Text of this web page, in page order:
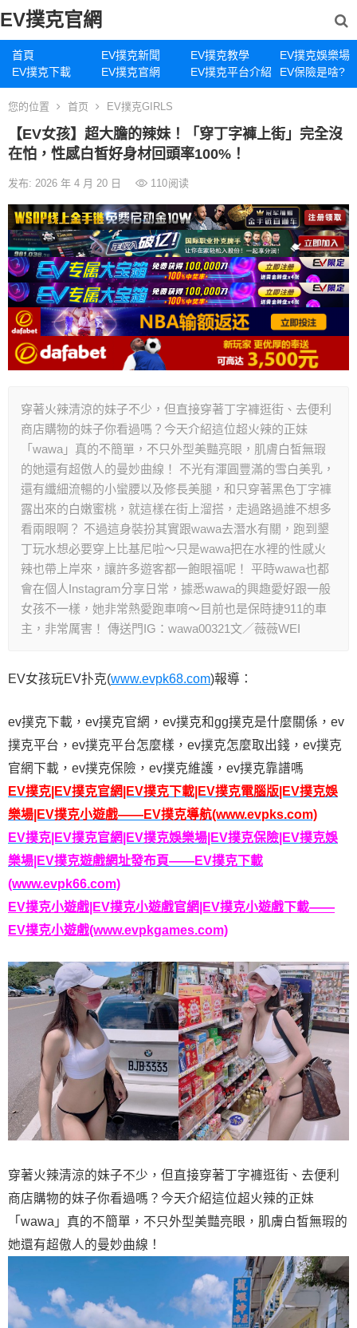
EV撲克官網
首頁 EV撲克新聞 EV撲克教學
EV撲克娛樂場
EV撲克下載
EV撲克官網 EV撲克平台介紹 EV保險是啥?
您的位置 首页 EV撲克GIRLS
【EV女孩】超大膽的辣妹！「穿丁字褲上街」完全沒
在怕，性感白皙好身材回頭率100%！
发布: 2026 年 4 月 20 日 110阅读
穿著火辣清涼的妹子不少，但直接穿著丁字褲逛街、去便利
商店購物的妹子你看過嗎？今天介紹這位超火辣的正妹
「wawa」真的不簡單，不只外型美豔亮眼，肌膚白皙無瑕
的她還有超傲人的曼妙曲線！ 不光有渾圓豐滿的雪白美乳，
還有纖細流暢的小蠻腰以及修長美腿，和只穿著黑色丁字褲
露出來的白嫩蜜桃，就這樣在街上溜搭，走過路過誰不想多
看兩眼啊？ 不過這身裝扮其實跟wawa去潛水有關，跑到墾
丁玩水想必要穿上比基尼啦～只是wawa把在水裡的性感火
辣也帶上岸來，讓許多遊客都一飽眼福呢！ 平時wawa也都
會在個人Instagram分享日常，據悉wawa的興趣愛好跟一般
女孩不一樣，她非常熱愛跑車唷～目前也是保時捷911的車
主，非常厲害！ 傳送門IG：wawa00321文／薇薇WEI
EV女孩玩EV扑克(www.evpk68.com)報導：
ev撲克下載，ev撲克官網，ev撲克和gg撲克是什麼關係，ev
撲克平台，ev撲克平台怎麼樣，ev撲克怎麼取出錢，ev撲克
官網下載，ev撲克保險，ev撲克維護，ev撲克靠譜嗎
EV撲克|EV撲克官網|EV撲克下載|EV撲克電腦版|EV撲克娛
樂場|EV撲克小遊戲——EV撲克導航(www.evpks.com)
EV撲克|EV撲克官網|EV撲克娛樂場|EV撲克保險|EV撲克娛
樂場|EV撲克遊戲網址發布頁——EV撲克下載
(www.evpk66.com)
EV撲克小遊戲|EV撲克小遊戲官網|EV撲克小遊戲下載——
EV撲克小遊戲(www.evpkgames.com)
穿著火辣清涼的妹子不少，但直接穿著丁字褲逛街、去便利
商店購物的妹子你看過嗎？今天介紹這位超火辣的正妹
「wawa」真的不簡單，不只外型美豔亮眼，肌膚白皙無瑕的
她還有超傲人的曼妙曲線！